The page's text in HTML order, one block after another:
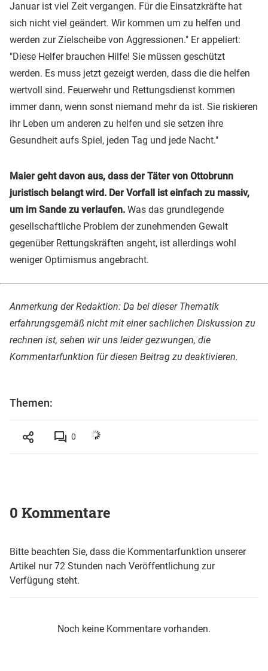
Januar ist viel Zeit vergangen. Für die Einsatzkräfte hat
sich nicht viel geändert. Wir kommen um zu helfen und
werden zur Zielscheibe von Aggressionen." Er appeliert:
"Diese Helfer brauchen Hilfe! Sie müssen geschützt
werden. Es muss jetzt gezeigt werden, dass die die helfen
wertvoll sind. Feuerwehr und Rettungsdienst kommen
immer dann, wenn sonst niemand mehr da ist. Sie riskieren
ihr Leben um anderen zu helfen und sie setzen ihre
Gesundheit aufs Spiel, jeden Tag und jede Nacht."
Maier geht davon aus, dass der Täter von Ottobrunn
juristisch belangt wird. Der Vorfall ist einfach zu massiv,
um im Sande zu verlaufen. Was das grundlegende
gesellschaftliche Problem der zunehmenden Gewalt
gegenüber Rettungskräften angeht, ist allerdings wohl
weniger Optimismus angebracht.
Anmerkung der Redaktion: Da bei dieser Thematik
erfahrungsgemäß nicht mit einer sachlichen Diskussion zu
rechnen ist, sehen wir uns leider gezwungen, die
Kommentarfunktion für diesen Beitrag zu deaktivieren.
Themen:
0
0 Kommentare
Bitte beachten Sie, dass die Kommentarfunktion unserer
Artikel nur 72 Stunden nach Veröffentlichung zur
Verfügung steht.
Noch keine Kommentare vorhanden.